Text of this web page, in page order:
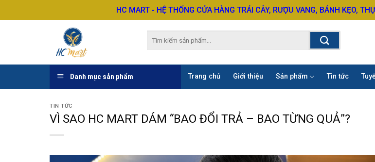
to
HC MART - HỆ THỐNG CỬA HÀNG TRÁI CÂY, RƯỢU VANG, BÁNH KẸO,
Danh mục sản phẩm Trang chủ Giới thiệu Sản phẩm Tin tức
TIN TỨC
VÌ SAO HC MART DÁM “BAO ĐỔI TRẢ – BAO TỪNG QUẢ”?